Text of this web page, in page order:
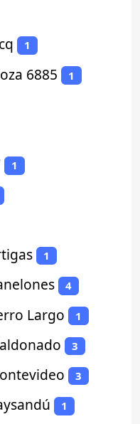
1
6885 1
1
1
4
Largo 1
3
3
1